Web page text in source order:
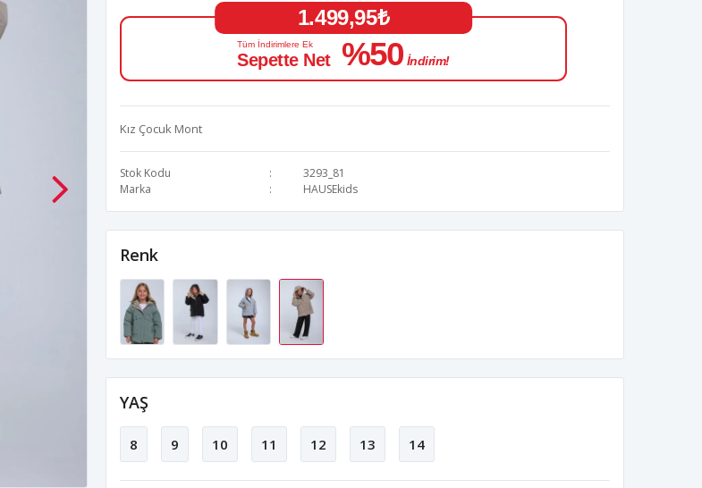
1.499,95₺
Tüm İndirimlere Ek
Sepette Net %50 İndirim!
Kız Çocuk Mont
Stok Kodu
3293_81
Marka
HAUSEkids
Renk
YAŞ
8 9 10 11 12 13 14